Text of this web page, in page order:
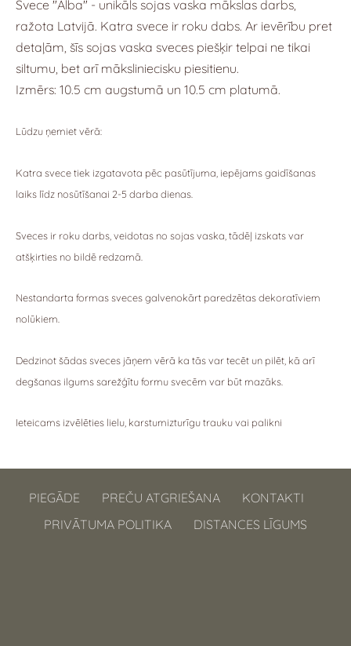
Svece "Alba" - unikāls sojas vaska mākslas darbs,
ražota Latvijā. Katra svece ir roku dabs. Ar ievērību pret
detaļām, šīs sojas vaska sveces piešķir telpai ne tikai
siltumu, bet arī māksliniecisku piesitienu.
Izmērs: 10.5 cm augstumā un 10.5 cm platumā.
Lūdzu ņemiet vērā:
Katra svece tiek izgatavota pēc pasūtījuma, iepējams gaidīšanas
laiks līdz nosūtīšanai 2-5 darba dienas.
Sveces ir roku darbs, veidotas no sojas vaska, tādēļ izskats var
atšķirties no bildē redzamā.
Nestandarta formas sveces galvenokārt paredzētas dekoratīviem
nolūkiem.
Dedzinot šādas sveces jāņem vērā ka tās var tecēt un pilēt, kā arī
degšanas ilgums sarežģītu formu svecēm var būt mazāks.
Ieteicams izvēlēties lielu, karstumizturīgu trauku vai palikni
PIEGĀDE PREČU ATGRIEŠANA
KONTAKTI
PRIVĀTUMA POLITIKA
DISTANCES LĪGUMS